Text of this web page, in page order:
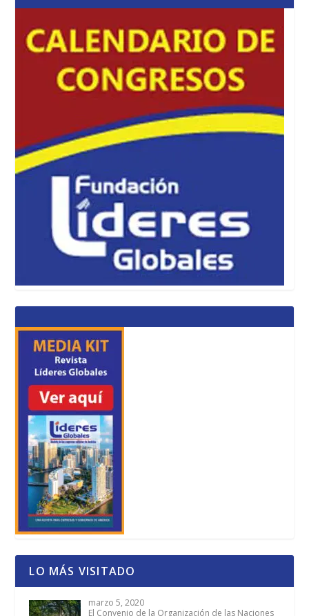
LO MÁS VISITADO
marzo 5, 2020
El Convenio de la Organización de las Naciones